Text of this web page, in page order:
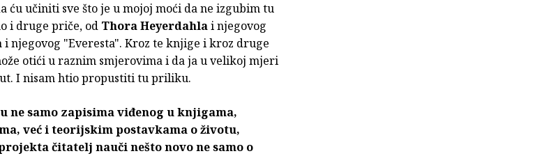
ću učiniti sve što je u mojoj moći da ne izgubim tu
i druge priče, od Thora Heyerdahlai njegovog
i njegovog "Everesta". Kroz te knjige i kroz druge
otići u raznim smjerovima i da ja u velikoj mjeri
I nisam htio propustiti tu priliku.
ne samo zapisima viđenog u knjigama,
već i teorijskim postavkama o životu,
čitatelj nauči nešto novo ne samo o